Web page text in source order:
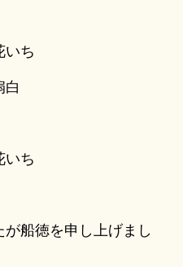
ち
ち
船徳を申し上げまし